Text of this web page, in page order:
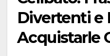
Divertenti e
Acquistarle